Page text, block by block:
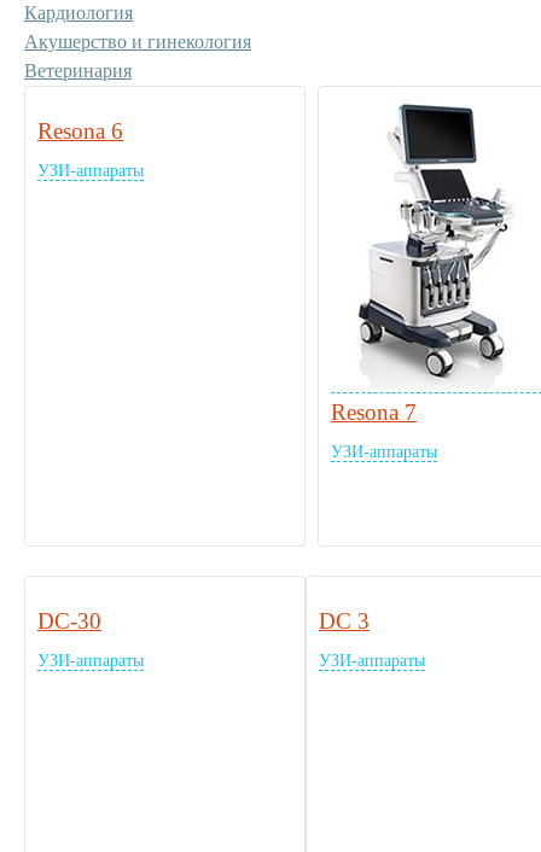
Кардиология
Акушерство и гинекология
Ветеринария
Resona 6
УЗИ-аппараты
Resona 7
УЗИ-аппараты
DC-30
УЗИ-аппараты
DC 3
УЗИ-аппараты